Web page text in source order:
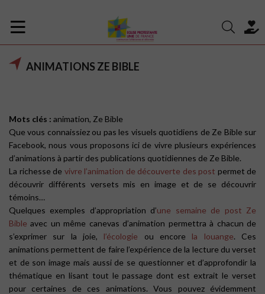
ANIMATIONS ZE BIBLE
Mots clés : animation, Ze Bible
Que vous connaissiez ou pas les visuels quotidiens de Ze Bible sur
Facebook, nous vous proposons ici de vivre plusieurs expériences
d’animations à partir des publications quotidiennes de Ze Bible.
La richesse de vivre l’animation de découverte des post permet de
découvrir différents versets mis en image et de se découvrir
témoins…
Quelques exemples d’appropriation d’une semaine de post Ze
Bible avec un même canevas d’animation permettra à chacun de
s’exprimer sur la joie, l’écologie ou encore la louange. Ces
animations permettent de faire l’expérience de la lecture du verset
et de son image mais aussi de se questionner et d’approfondir la
thématique en lisant tout le passage dont est extrait le verset
pour certaines de ces animations. Vous pouvez évidemment